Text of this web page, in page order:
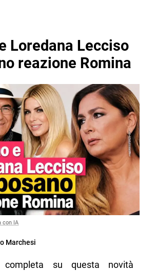
Loredana Lecciso
reazione Romina
con IA
Marchesi
completa su questa novità